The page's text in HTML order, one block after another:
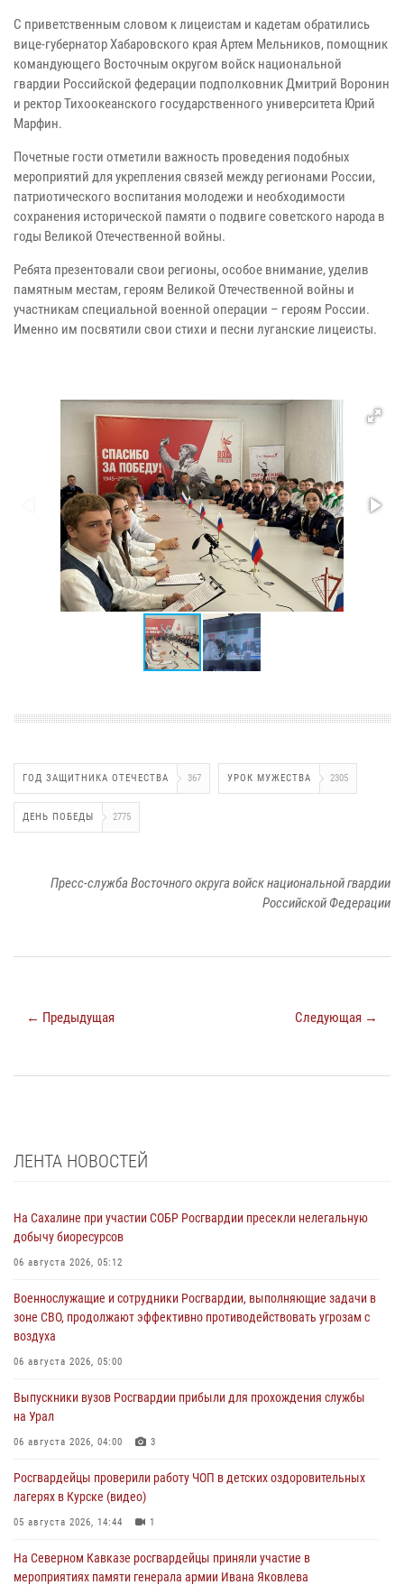
С приветственным словом к лицеистам и кадетам обратились
вице-губернатор Хабаровского края Артем Мельников, помощник
командующего Восточным округом войск национальной
гвардии Российской федерации подполковник Дмитрий Воронин
и ректор Тихоокеанского государственного университета Юрий
Марфин.
Почетные гости отметили важность проведения подобных
мероприятий для укрепления связей между регионами России,
патриотического воспитания молодежи и необходимости
сохранения исторической памяти о подвиге советского народа в
годы Великой Отечественной войны.
Ребята презентовали свои регионы, особое внимание, уделив
памятным местам, героям Великой Отечественной войны и
участникам специальной военной операции – героям России.
Именно им посвятили свои стихи и песни луганские лицеисты.
ГОД ЗАЩИТНИКА ОТЕЧЕСТВА 367 УРОК МУЖЕСТВА 2305
ДЕНЬ ПОБЕДЫ 2775
Пресс-служба Восточного округа войск национальной гвардии
Российской Федерации
← Предыдущая Следующая →
ЛЕНТА НОВОСТЕЙ
На Сахалине при участии СОБР Росгвардии пресекли нелегальную
добычу биоресурсов
06 августа 2026, 05:12
Военнослужащие и сотрудники Росгвардии, выполняющие задачи в
зоне СВО, продолжают эффективно противодействовать угрозам с
воздуха
06 августа 2026, 05:00
Выпускники вузов Росгвардии прибыли для прохождения службы
на Урал
06 августа 2026, 04:00 3
Росгвардейцы проверили работу ЧОП в детских оздоровительных
лагерях в Курске (видео)
05 августа 2026, 14:44 1
На Северном Кавказе росгвардейцы приняли участие в
мероприятиях памяти генерала армии Ивана Яковлева